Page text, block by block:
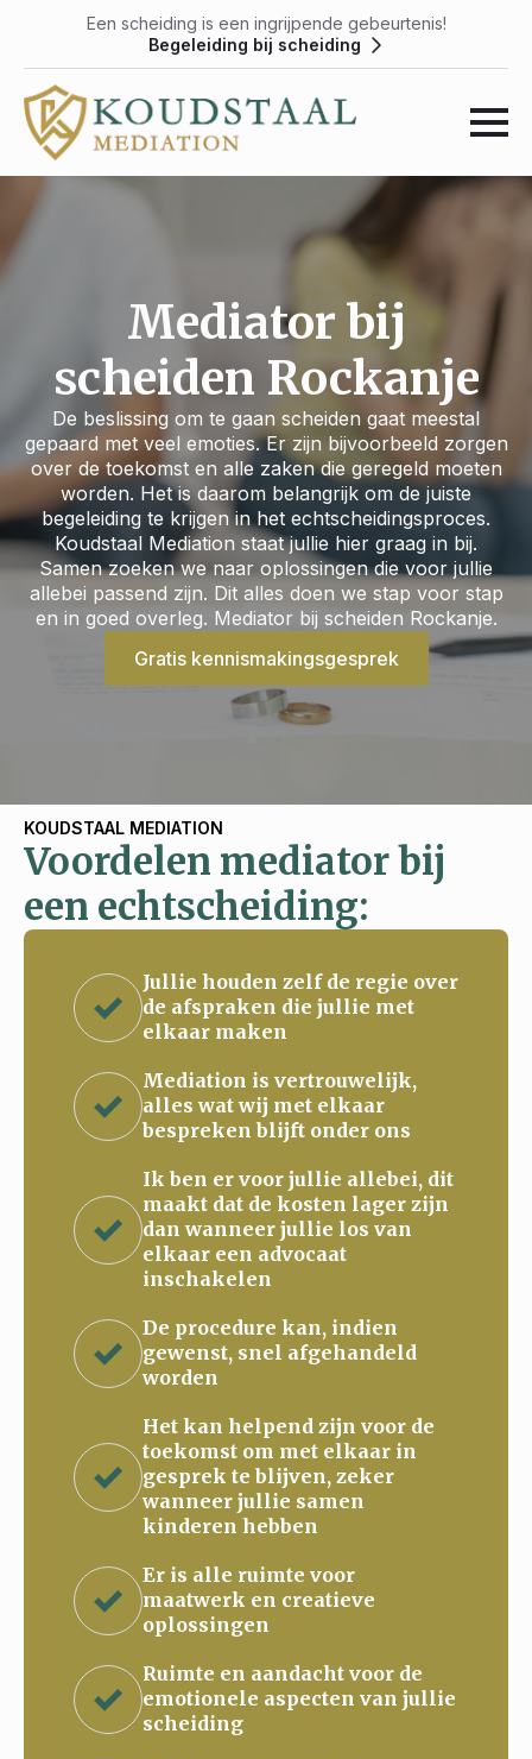
Een scheiding is een ingrijpende gebeurtenis!
Begeleiding bij scheiding
Mediator bij
scheiden Rockanje
De beslissing om te gaan scheiden gaat meestal
gepaard met veel emoties. Er zijn bijvoorbeeld zorgen
over de toekomst en alle zaken die geregeld moeten
worden. Het is daarom belangrijk om de juiste
begeleiding te krijgen in het echtscheidingsproces.
Koudstaal Mediation staat jullie hier graag in bij.
Samen zoeken we naar oplossingen die voor jullie
allebei passend zijn. Dit alles doen we stap voor stap
en in goed overleg. Mediator bij scheiden Rockanje.
Gratis kennismakingsgesprek
KOUDSTAAL MEDIATION
Voordelen mediator bij
een echtscheiding:
Jullie houden zelf de regie over
de afspraken die jullie met
elkaar maken
Mediation is vertrouwelijk,
alles wat wij met elkaar
bespreken blijft onder ons
Ik ben er voor jullie allebei, dit
maakt dat de kosten lager zijn
dan wanneer jullie los van
elkaar een advocaat
inschakelen
De procedure kan, indien
gewenst, snel afgehandeld
worden
Het kan helpend zijn voor de
toekomst om met elkaar in
gesprek te blijven, zeker
wanneer jullie samen
kinderen hebben
Er is alle ruimte voor
maatwerk en creatieve
oplossingen
Ruimte en aandacht voor de
emotionele aspecten van jullie
scheiding